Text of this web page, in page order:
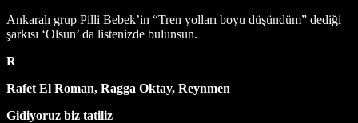
Ankaralı grup Pilli Bebek’in “Tren yolları boyu düşündüm” dediği
şarkısı ‘Olsun’ da listenizde bulunsun.
R
Rafet El Roman, Ragga Oktay, Reynmen
Gidiyoruz biz tatiliz